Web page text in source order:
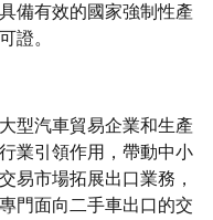
備有效的國家強制性產
證。
型汽車貿易企業和生產
業引領作用，帶動中小
易市場拓展出口業務，
門面向二手車出口的交